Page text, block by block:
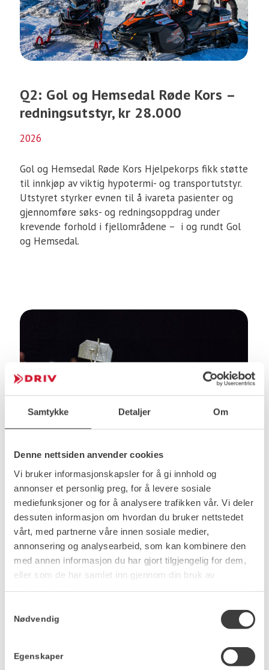
Samtykke Detaljer Om
Denne nettsiden anvender cookies
Vi bruker informasjonskapsler for å gi innhold og
annonser et personlig preg, for å levere sosiale
mediefunksjoner og for å analysere trafikken vår. Vi deler
dessuten informasjon om hvordan du bruker nettstedet
vårt, med partnerne våre innen sosiale medier,
annonsering og analysearbeid, som kan kombinere den
med annen informasjon du har gjort tilgjengelig for dem,
eller som de har samlet inn gjennom din bruk av
Nødvendig
Egenskaper
Q2: Gol og Hemsedal Røde Kors –
redningsutstyr, kr 28.000
2026
Gol og Hemsedal Røde Kors Hjelpekorps fikk støtte
til innkjøp av viktig hypotermi- og transportutstyr.
Utstyret styrker evnen til å ivareta pasienter og
gjennomføre søks- og redningsoppdrag under
krevende forhold i fjellområdene – i og rundt Gol
og Hemsedal.
Q1: SuperSelma –